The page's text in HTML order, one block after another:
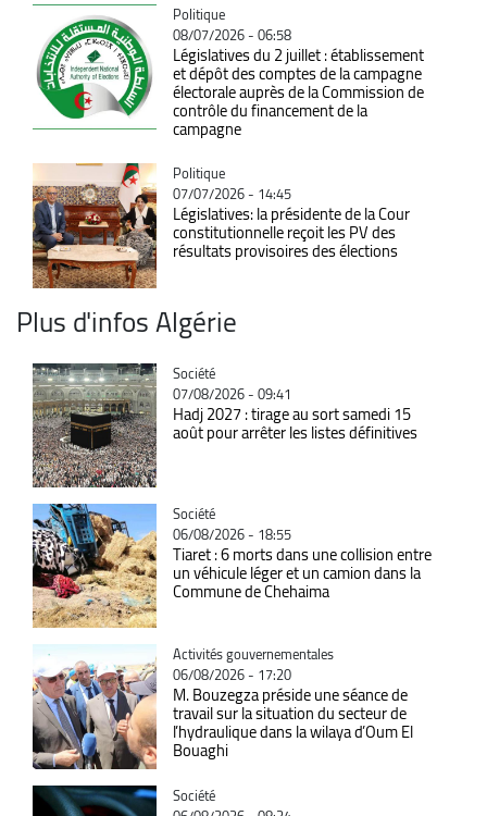
Catégorie
Politique
08/07/2026 - 06:58
Législatives du 2 juillet : établissement
et dépôt des comptes de la campagne
électorale auprès de la Commission de
contrôle du financement de la
campagne
Catégorie
Politique
07/07/2026 - 14:45
Législatives: la présidente de la Cour
constitutionnelle reçoit les PV des
résultats provisoires des élections
Plus d'infos Algérie
Catégorie
Société
07/08/2026 - 09:41
Hadj 2027 : tirage au sort samedi 15
août pour arrêter les listes définitives
Catégorie
Société
06/08/2026 - 18:55
Tiaret : 6 morts dans une collision entre
un véhicule léger et un camion dans la
Commune de Chehaima
Catégorie
Activités gouvernementales
06/08/2026 - 17:20
M. Bouzegza préside une séance de
travail sur la situation du secteur de
l’hydraulique dans la wilaya d’Oum El
Bouaghi
Catégorie
Société